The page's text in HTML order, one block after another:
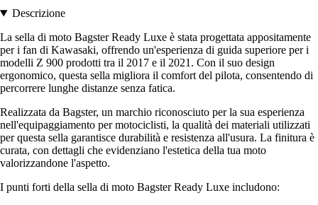
Descrizione
La sella di moto Bagster Ready Luxe è stata progettata appositamente
per i fan di Kawasaki, offrendo un'esperienza di guida superiore per i
modelli Z 900 prodotti tra il 2017 e il 2021. Con il suo design
ergonomico, questa sella migliora il comfort del pilota, consentendo di
percorrere lunghe distanze senza fatica.
Realizzata da Bagster, un marchio riconosciuto per la sua esperienza
nell'equipaggiamento per motociclisti, la qualità dei materiali utilizzati
per questa sella garantisce durabilità e resistenza all'usura. La finitura è
curata, con dettagli che evidenziano l'estetica della tua moto
valorizzandone l'aspetto.
I punti forti della sella di moto Bagster Ready Luxe includono: